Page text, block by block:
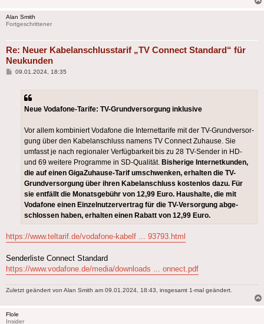
Alan Smith
Fortgeschrittener
Re: Neuer Kabelanschlusstarif „TV Connect Standard“ für
Neukunden
Beitrag
09.01.2024, 18:35
Neue Vodafone-Tarife: TV-Grundversorgung inklusive
Vor allem kombi­niert Voda­fone die Inter­net­tarife mit der TV-Grund­ver­sor­
gung über den Kabel­anschluss namens TV Connect Zuhause. Sie
umfasst je nach regio­naler Verfüg­bar­keit bis zu 28 TV-Sender in HD-
und 69 weitere Programme in SD-Qualität. Bishe­rige Inter­net­kunden,
die auf einen GigaZuhause-Tarif umschwenken, erhalten die TV-
Grund­ver­sor­gung über ihren Kabel­anschluss kostenlos dazu. Für
sie entfällt die Monats­gebühr von 12,99 Euro. Haus­halte, die mit
Voda­fone einen Einzel­nut­zer­ver­trag für die TV-Versor­gung abge­
schlossen haben, erhalten einen Rabatt von 12,99 Euro.
https://www.teltarif.de/vodafone-kabelf ... 93793.html
Senderliste Connect Standard
https://www.vodafone.de/media/downloads ... onnect.pdf
Zuletzt geändert von Alan Smith am 09.01.2024, 18:43, insgesamt 1-mal geändert.
Flole
Insider